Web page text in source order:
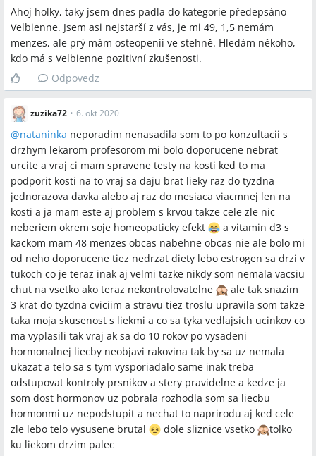
Ahoj holky, taky jsem dnes padla do kategorie předepsáno
Velbienne. Jsem asi nejstarší z vás, je mi 49, 1,5 nemám
menzes, ale prý mám osteopenii ve stehně. Hledám někoho,
kdo má s Velbienne pozitivní zkušenosti.
Odpovedz
zuzika72 • 6. okt 2020
@nataninka neporadim nenasadila som to po konzultacii s
drzhym lekarom profesorom mi bolo doporucene nebrat
urcite a vraj ci mam spravene testy na kosti ked to ma
podporit kosti na to vraj sa daju brat lieky raz do tyzdna
jednorazova davka alebo aj raz do mesiaca viacmnej len na
kosti a ja mam este aj problem s krvou takze cele zle nic
neberiem okrem soje homeopaticky efekt
a vitamin d3 s
kackom mam 48 menzes obcas nabehne obcas nie ale bolo mi
od neho doporucene tiez nedrzat diety lebo estrogen sa drzi v
tukoch co je teraz inak aj velmi tazke nikdy som nemala vacsiu
chut na vsetko ako teraz nekontrolovatelne
ale tak snazim
3 krat do tyzdna cviciim a stravu tiez troslu upravila som takze
taka moja skusenost s liekmi a co sa tyka vedlajsich ucinkov co
ma vyplasili tak vraj ak sa do 10 rokov po vysadeni
hormonalnej liecby neobjavi rakovina tak by sa uz nemala
ukazat a telo sa s tym vysporiadalo same inak treba
odstupovat kontroly prsnikov a stery pravidelne a kedze ja
som dost hormonov uz pobrala rozhodla som sa liecbu
hormonmi uz nepodstupit a nechat to naprirodu aj ked cele
zle lebo telo vysusene brutal
dole sliznice vsetko
tolko
ku liekom drzim palec